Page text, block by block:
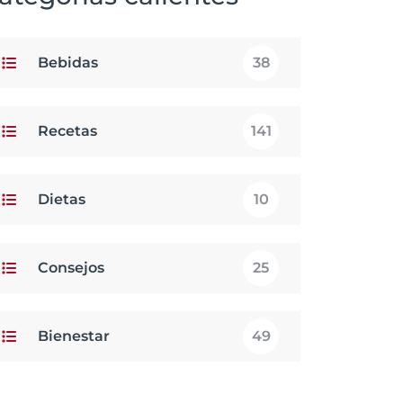
Bebidas 38
Recetas 141
Dietas 10
Consejos 25
Bienestar 49